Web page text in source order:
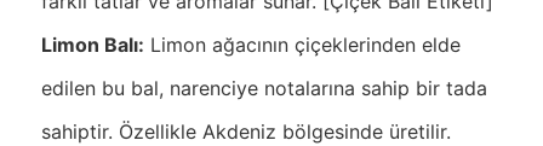
Limon Balı: Limon ağacının çiçeklerinden elde
edilen bu bal, narenciye notalarına sahip bir tada
sahiptir. Özellikle Akdeniz bölgesinde üretilir.